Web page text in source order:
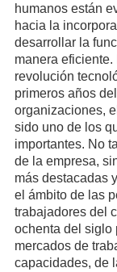
humanos están
hacia la
desarrollar la
manera
revolución
primeros años
organizaciones,
sido uno de los
importantes. No
de la empresa,
más destacadas
el ámbito de las
trabajadores del
ochenta del siglo
mercados de
capacidades, de